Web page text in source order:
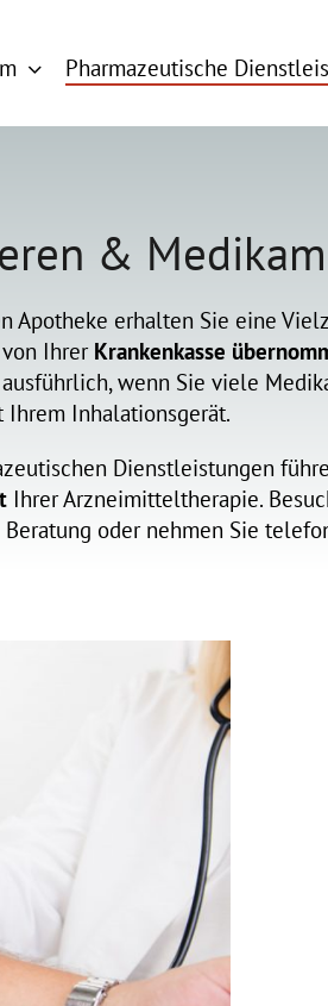
Pharmazeutische
&
Apotheke erhalten Sie eine
Ihrer Krankenkasse
wenn Sie viele
Ihrem Inhalationsgerät.
Dienstleistungen
Ihrer Arzneimitteltherapie.
oder nehmen Sie